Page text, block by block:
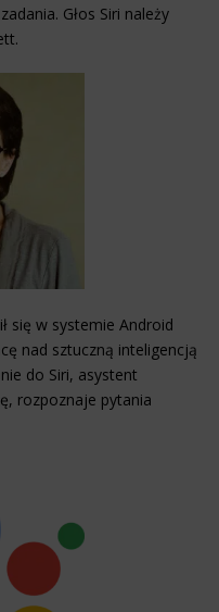
Głos Siri należy
się w systemie Android
nad sztuczną inteligencją
do Siri, asystent
rozpoznaje pytania